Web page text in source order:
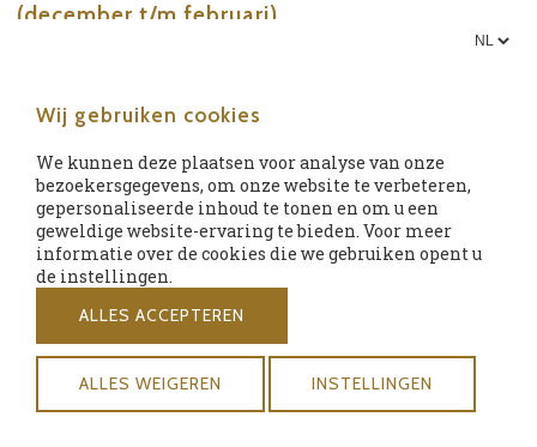
(december t/m februari)
knisperende vorst onder je voeten en de geur van
dennennaalden in de lucht.
Waarom je moet gaan:
Geniet van pure rust en stilte.
Bij vorst: kans op prachtige rijp- of
sneeuwlandschappen.
Na een frisse wandeling is het heerlijk opwarmen in
onze lounge of bij het haardvuur.
Perfect voor een knusse midweek of romantisch
weekendje weg.
en combineer buitenlucht met wellness en comfort.
🌿 Wanneer ga jij?
Wij gebruiken cookies
We kunnen deze plaatsen voor analyse van onze
bezoekersgegevens, om onze website te verbeteren,
gepersonaliseerde inhoud te tonen en om u een
geweldige website-ervaring te bieden. Voor meer
informatie over de cookies die we gebruiken opent u
de instellingen.
ALLES ACCEPTEREN
ALLES WEIGEREN INSTELLINGEN